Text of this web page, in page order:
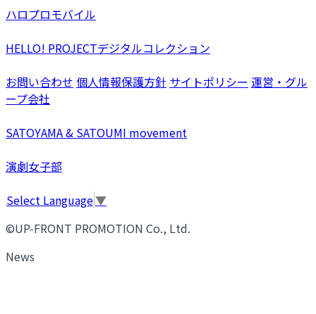
ハロプロモバイル
HELLO! PROJECTデジタルコレクション
お問い合わせ 個人情報保護方針 サイトポリシー 運営・グル
ープ会社
SATOYAMA & SATOUMI movement
演劇女子部
Select Language▼
©UP-FRONT PROMOTION Co., Ltd.
News